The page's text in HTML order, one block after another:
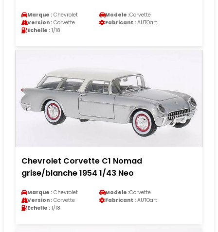
Marque : Chevrolet Modele :Corvette
Version : Corvette Fabricant : AUTOart
Echelle : 1/18
Chevrolet Corvette C1 Nomad
grise/blanche 1954 1/43 Neo
Marque : Chevrolet Modele :Corvette
Version : Corvette Fabricant : AUTOart
Echelle : 1/18